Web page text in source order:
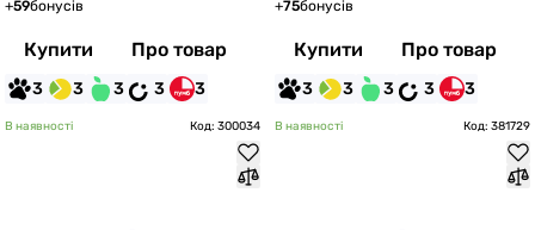
+59бонусів
Купити Про товар
3 3 3 3 3
+75бонусів
Купити Про товар
3 3 3 3 3
В наявності Код: 300034 В наявності Код: 381729